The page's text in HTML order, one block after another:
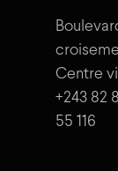
Centre
+243 82
55 116